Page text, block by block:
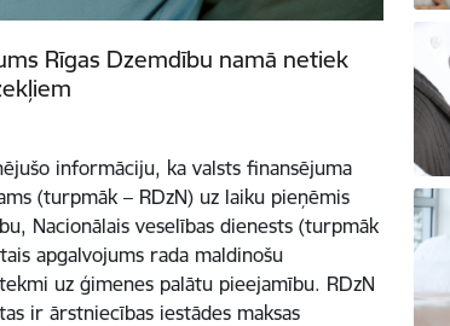
Rīgas Dzemdību namā netiek
informāciju, ka valsts finansējuma
(turpmāk – RDzN) uz laiku pieņēmis
Nacionālais veselības dienests (turpmāk
apgalvojums rada maldinošu
uz ģimenes palātu pieejamību. RDzN
ir ārstniecības iestādes maksas